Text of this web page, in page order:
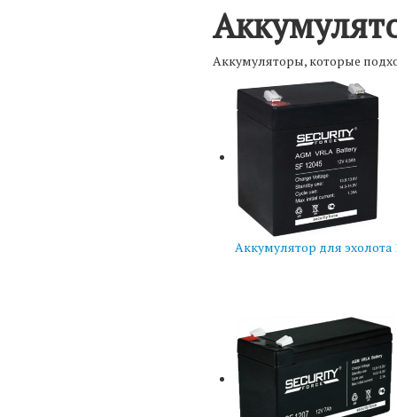
Аккумуляторы, которые
Аккумулятор для эхолота